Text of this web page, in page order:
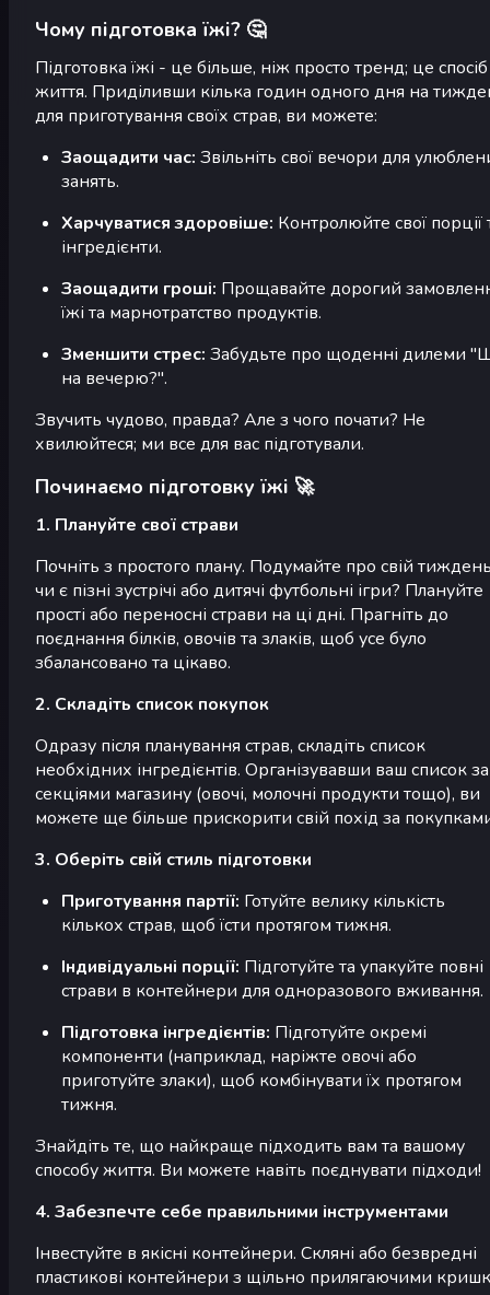
Чому підготовка їжі? 🤔
Підготовка їжі - це більше, ніж просто тренд; це спосіб
життя. Приділивши кілька годин одного дня на
для приготування своїх страв, ви можете:
Заощадити час: Звільніть свої вечори для
занять.
Харчуватися здоровіше: Контролюйте свої порції
інгредієнти.
Заощадити гроші: Прощавайте дорогий
їжі та марнотратство продуктів.
Зменшити стрес: Забудьте про щоденні дилеми
на вечерю?".
Звучить чудово, правда? Але з чого почати? Не
хвилюйтеся; ми все для вас підготували.
Починаємо підготовку їжі 🚀
1. Плануйте свої страви
Почніть з простого плану. Подумайте про свій
чи є пізні зустрічі або дитячі футбольні ігри? Плануйте
прості або переносні страви на ці дні. Прагніть до
поєднання білків, овочів та злаків, щоб усе було
збалансовано та цікаво.
2. Складіть список покупок
Одразу після планування страв, складіть список
необхідних інгредієнтів. Організувавши ваш список за
секціями магазину (овочі, молочні продукти тощо), ви
можете ще більше прискорити свій похід за
3. Оберіть свій стиль підготовки
Приготування партії: Готуйте велику кількість
кількох страв, щоб їсти протягом тижня.
Індивідуальні порції: Підготуйте та упакуйте повні
страви в контейнери для одноразового вживання.
Підготовка інгредієнтів: Підготуйте окремі
компоненти (наприклад, наріжте овочі або
приготуйте злаки), щоб комбінувати їх протягом
тижня.
Знайдіть те, що найкраще підходить вам та вашому
способу життя. Ви можете навіть поєднувати підходи!
4. Забезпечте себе правильними інструментами
Інвестуйте в якісні контейнери. Скляні або безвредні
пластикові контейнери з щільно прилягаючими